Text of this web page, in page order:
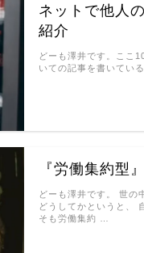
ネットで他人
紹介
どーも澤井です。ここ
いての記事を書いてい
『労働集約型
どーも澤井です。 世の
どうしてかというと、
そも労働集約 …